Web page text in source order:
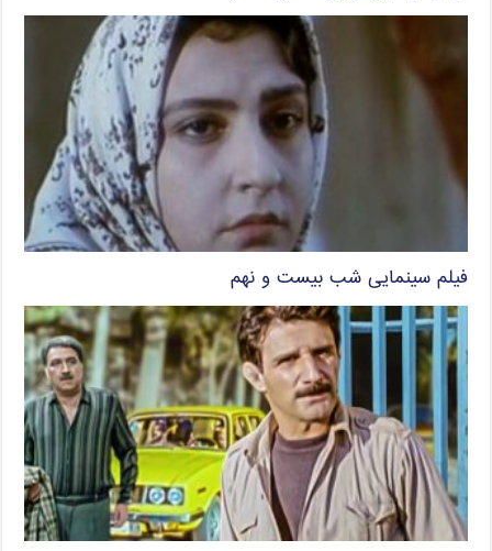
فیلم سینمایی شب بیست و نهم